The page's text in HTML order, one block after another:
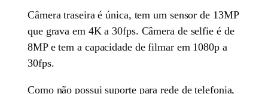
Câmera traseira é única, tem um sensor de 13MP
que grava em 4K a 30fps. Câmera de selfie é de
8MP e tem a capacidade de filmar em 1080p a
30fps.
Como não possui suporte para rede de telefonia,